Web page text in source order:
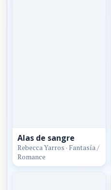
Alas de sangre
Rebecca Yarros · Fantasía /
Romance